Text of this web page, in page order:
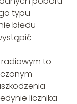
typu
błędu
radiowym to
licznika